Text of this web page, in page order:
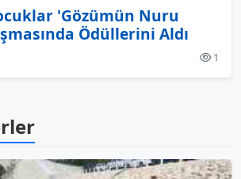
'Gözümün Nuru
Ödüllerini Aldı
1